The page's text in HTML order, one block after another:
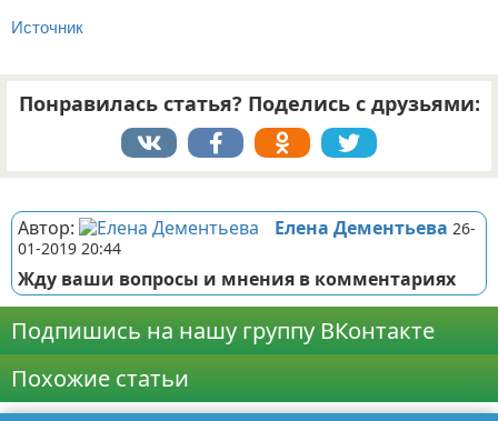
Источник
Понравилась статья? Поделись с друзьями:
Автор: Елена Дементьева 26-
01-2019 20:44
Жду ваши вопросы и мнения в комментариях
Подпишись на нашу группу ВКонтакте
Похожие статьи